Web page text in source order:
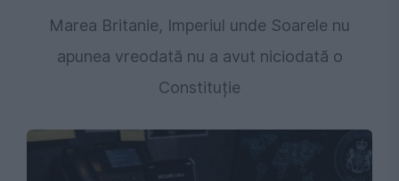
Marea Britanie, Imperiul unde Soarele nu
apunea vreodată nu a avut niciodată o
Constituție